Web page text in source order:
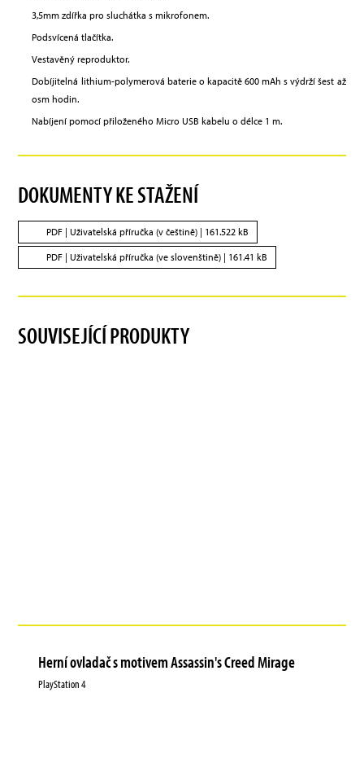
3,5mm zdířka pro sluchátka s mikrofonem.
Podsvícená tlačítka.
Vestavěný reproduktor.
Dobíjitelná lithium-polymerová baterie o kapacitě 600 mAh s výdrží šest až
osm hodin.
Nabíjení pomocí přiloženého Micro USB kabelu o délce 1 m.
DOKUMENTY KE STAŽENÍ
PDF |Uživatelská příručka (v češtině) | 161.522 kB
PDF |Uživatelská příručka (ve slovenštině) | 161.41 kB
SOUVISEJÍCÍ PRODUKTY
Herní ovladač s motivem Assassin's Creed Mirage
PlayStation 4